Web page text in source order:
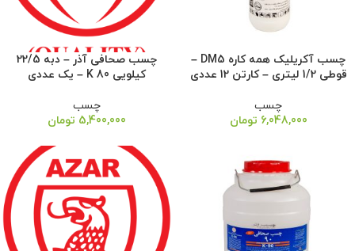
چسب آکریلیک همه کاره DM5 –
قوطی 1/2 لیتری – کارتن 12 عددی
چسب
6,048,000 تومان
چسب صحافی آذر – دبه 22/5
کیلویی 80 K – یک عددی
چسب
5,400,000 تومان